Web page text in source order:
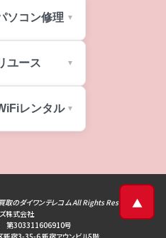
ソコン修理
ユース
レンタル
取のダイワンテレコムAll Rights Reserved
株式会社
第303311606910号
▲